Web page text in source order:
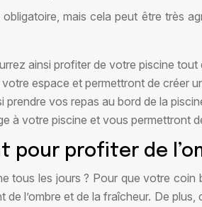
mais cela peut être très
ainsi profiter de votre piscine tout
espace et permettront de créer
vos repas au bord de la
à votre piscine et vous permettront
pour profiter de
tous les jours ? Pour que votre
l’ombre et de la fraîcheur. De